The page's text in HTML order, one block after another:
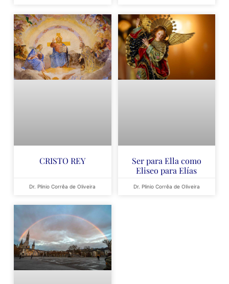
CRISTO REY
Dr. Plinio Corrêa de Oliveira
Ser para Ella como
Eliseo para Elías
Dr. Plinio Corrêa de Oliveira